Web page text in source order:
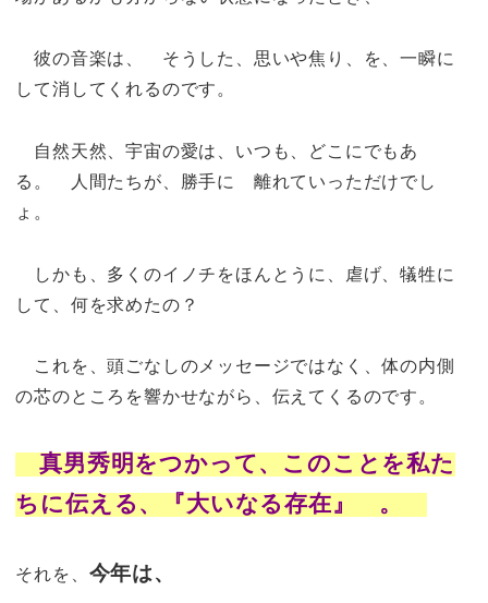
彼の音楽は、 そうした、思いや焦り、を、一瞬に
して消してくれるのです。
自然天然、宇宙の愛は、いつも、どこにでもあ
る。 人間たちが、勝手に 離れていっただけでし
ょ。
しかも、多くのイノチをほんとうに、虐げ、犠牲に
して、何を求めたの？
これを、頭ごなしのメッセージではなく、体の内側
の芯のところを響かせながら、伝えてくるのです。
真男秀明をつかって、このことを私た
ちに伝える、『大いなる存在』 。
それを、 今年は、